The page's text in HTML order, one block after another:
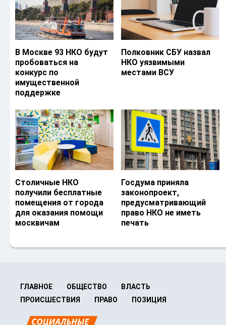
В Москве 93 НКО будут
пробоваться на
конкурс по
имущественной
поддержке
Полковник СБУ назвал
НКО уязвимыми
местами ВСУ
Столичные НКО
получили бесплатные
помещения от города
для оказания помощи
москвичам
Госдума приняла
законопроект,
предусматривающий
право НКО не иметь
печать
ГЛАВНОЕ ОБЩЕСТВО
ВЛАСТЬ
ПРОИСШЕСТВИЯ
ПРАВО ПОЗИЦИЯ